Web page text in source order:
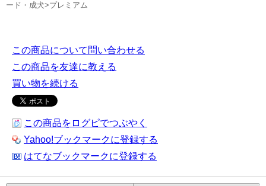
ード・成犬>プレミアム
この商品について問い合わせる
この商品を友達に教える
買い物を続ける
この商品をログピでつぶやく
Yahoo!ブックマークに登録する
はてなブックマークに登録する